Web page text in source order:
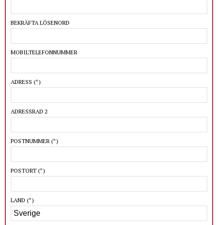
BEKRÄFTA LÖSENORD
MOBILTELEFONNUMMER
ADRESS (*)
ADRESSRAD 2
POSTNUMMER (*)
POSTORT (*)
LAND (*)